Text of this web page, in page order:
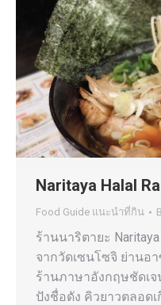
Naritaya Halal
Food Guide แนะนำที่กิน
ร้านนาริตายะ
จากวัดเซนโซจิ ย่านอ
ร้านภาษาอังกฤษชัดเ
ปังชื่อดัง คิวยาวตลอด